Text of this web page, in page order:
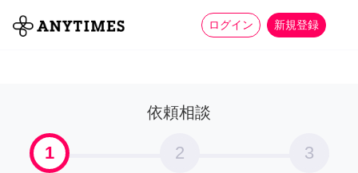
ログイン 新規登録
全て 家事 more_horiz
依頼相談
1 2 3